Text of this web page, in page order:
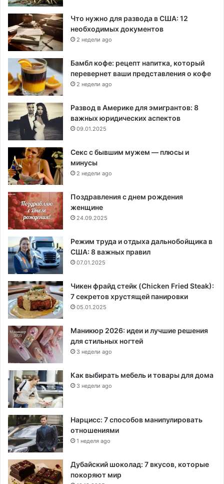
Что нужно для развода в США: 12
необходимых документов
2 недели ago
Бамбл кофе: рецепт напитка, который
перевернет ваши представления о кофе
2 недели ago
Развод в Америке для эмигрантов: 8
важных юридических аспектов
09.01.2025
Секс с бывшим мужем — плюсы и
минусы
2 недели ago
Поздравления с днем рождения
женщине
24.09.2025
Режим труда и отдыха дальнобойщика в
США: 8 важных правил
07.01.2025
Чикен фрайд стейк (Chicken Fried Steak):
7 секретов хрустящей панировки
05.01.2025
Маникюр 2026: идеи и лучшие решения
для стильных ногтей
3 недели ago
Как выбирать мебель и товары для дома
3 недели ago
Нарцисс: 7 способов манипулировать
отношениями
1 неделя ago
Дубайский шоколад: 7 вкусов, которые
покоряют мир